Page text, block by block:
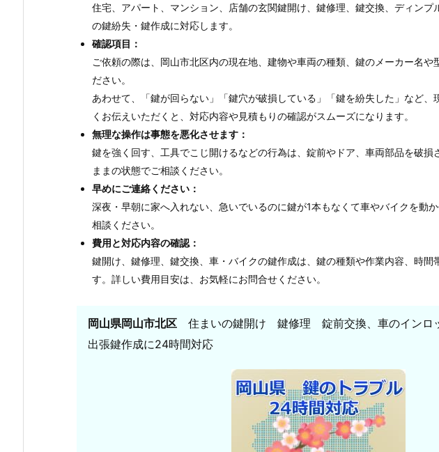
住宅、アパート、マンション、店舗の玄関鍵開け、鍵修理、鍵交換、ディンプ
の鍵紛失・鍵作成に対応します。
確認項目：
ご依頼の際は、岡山市北区内の現在地、建物や車両の種類、鍵のメーカー名や
ださい。
あわせて、「鍵が回らない」「鍵穴が破損している」「鍵を紛失した」など、
くお伝えいただくと、対応内容や見積もりの確認がスムーズになります。
無理な操作は事態を悪化させます：
鍵を強く回す、工具でこじ開けるなどの行為は、錠前やドア、車両部品を破損
ままの状態でご相談ください。
早めにご連絡ください：
深夜・早朝に家へ入れない、急いでいるのに鍵が1本もなくて車やバイクを動
相談ください。
費用と対応内容の確認：
鍵開け、鍵修理、鍵交換、車・バイクの鍵作成は、鍵の種類や作業内容、時間
す。詳しい費用目安は、お気軽にお問合せください。
岡山県岡山市北区 住まいの鍵開け 鍵修理 錠前交換、車のインロ
出張鍵作成に24時間対応